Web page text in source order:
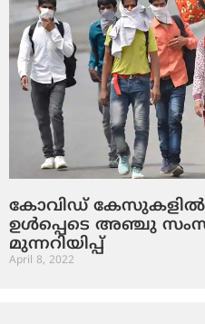
കോവിഡ് കേസുകളില്‍
ഉള്‍പ്പെടെ അഞ്ചു
മുന്നറിയിപ്പ്
April 8, 2022